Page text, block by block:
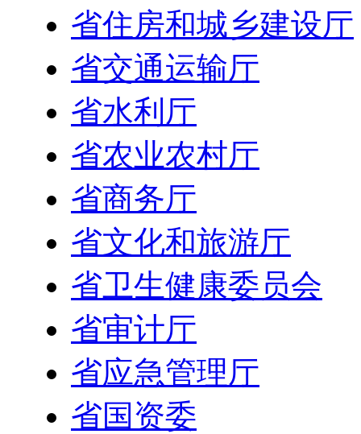
省住房和城乡建设厅
省交通运输厅
省水利厅
省农业农村厅
省商务厅
省文化和旅游厅
省卫生健康委员会
省审计厅
省应急管理厅
省国资委